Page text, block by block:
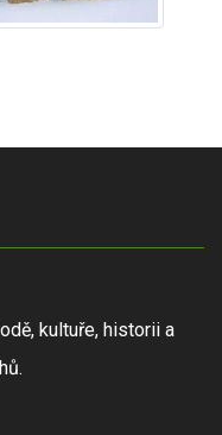
kultuře, historii a